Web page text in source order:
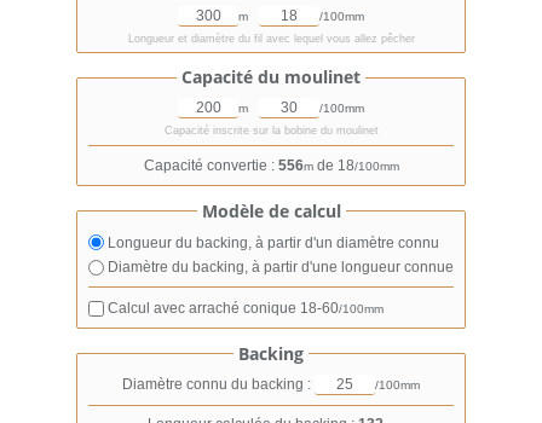
m /100mm
Longueur et diamètre du fil avec lequel vous allez pêcher
Capacité du moulinet
m /100mm
Capacité inscrite sur la bobine du moulinet
Capacité convertie : 556mde 18/100mm
Modèle de calcul
Longueur du backing, à partir d'un diamètre connu
Diamètre du backing, à partir d'une longueur connue
Calcul avec arraché conique 18-60/100mm
Backing
Diamètre connu du backing : /100mm